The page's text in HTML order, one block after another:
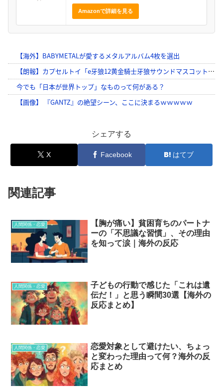
Amazonで詳細を見る
シェアする
X Facebook はてブ
関連記事
人間関係・恋愛
【胸が痛い】貧困育ちのパートナ
ーの「不思議な習慣」、その理由
を知って涙｜海外の反応
人間関係・恋愛
子どもの行動で感じた「これは遺
伝だ！」と思う瞬間30選【海外の
反応まとめ】
人間関係・恋愛
恋愛対象として避けたい、ちょっ
と変わった理由って何？海外の反
応まとめ